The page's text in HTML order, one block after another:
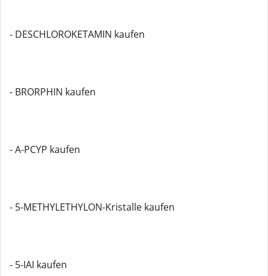
- DESCHLOROKETAMIN kaufen
- BRORPHIN kaufen
- A-PCYP kaufen
- 5-METHYLETHYLON-Kristalle kaufen
- 5-IAI kaufen